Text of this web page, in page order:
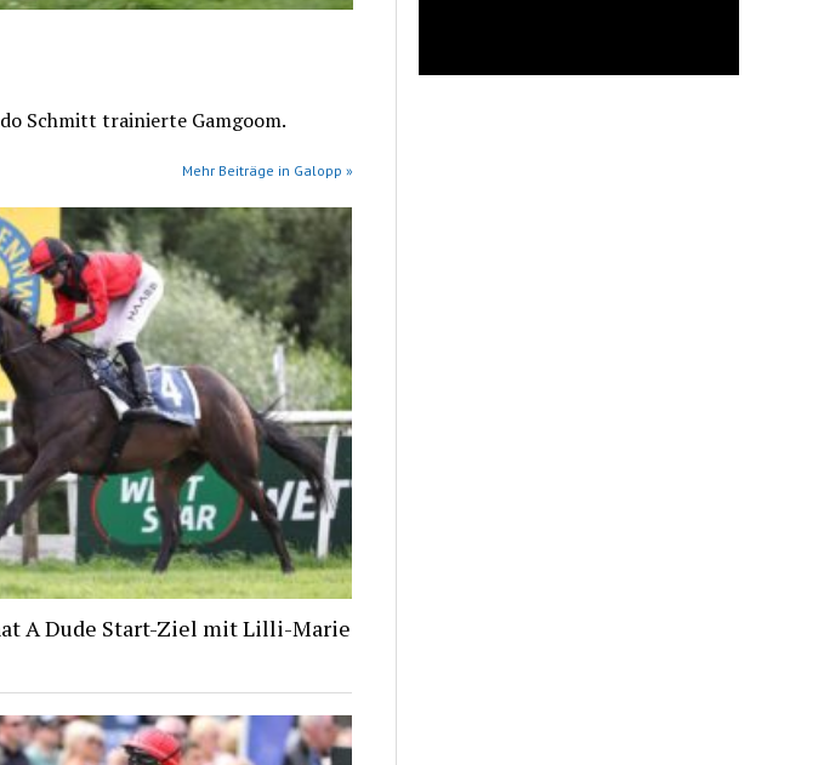
Schmitt trainierte Gamgoom.
Mehr Beiträge in Galopp »
A Dude Start-Ziel mit Lilli-Marie